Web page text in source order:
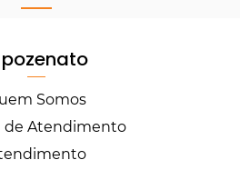
Somos
de Atendimento